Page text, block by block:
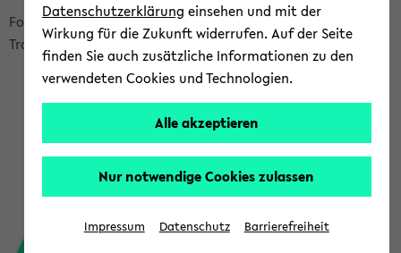
skip
breadcrumb
navigation
For­schungs­pro­fil
For­schungs­wel­ten
Trans­cen­ding Bounda­ries
Datenschutzerklärung einsehen und mit der
Wirkung für die Zukunft widerrufen. Auf der Seite
finden Sie auch zusätzliche Informationen zu den
verwendeten Cookies und Technologien.
Alle akzeptieren
Nur notwendige Cookies zulassen
Impressum Datenschutz Barrierefreiheit